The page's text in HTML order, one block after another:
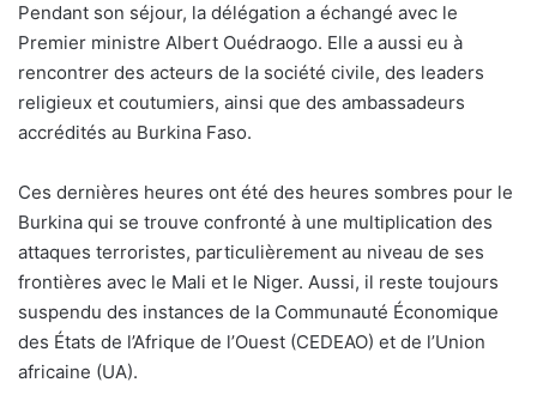
Pendant son séjour, la délégation a échangé avec le
Premier ministre Albert Ouédraogo. Elle a aussi eu à
rencontrer des acteurs de la société civile, des leaders
religieux et coutumiers, ainsi que des ambassadeurs
accrédités au Burkina Faso.
Ces dernières heures ont été des heures sombres pour le
Burkina qui se trouve confronté à une multiplication des
attaques terroristes, particulièrement au niveau de ses
frontières avec le Mali et le Niger. Aussi, il reste toujours
suspendu des instances de la Communauté Économique
des États de l’Afrique de l’Ouest (CEDEAO) et de l’Union
africaine (UA).